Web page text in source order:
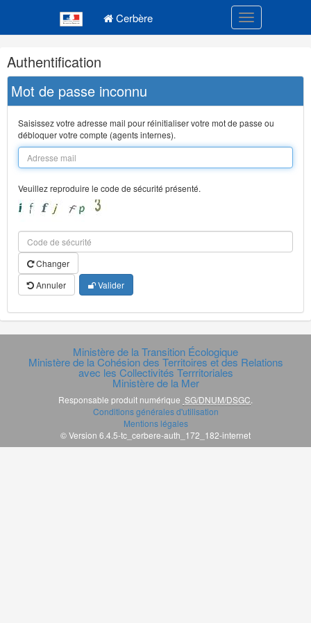
Cerbère Toggle
Navigation
et
outils
annexes
Authentification
Mot de passe inconnu
Saisissez votre adresse mail pour réinitialiser votre mot de passe ou
débloquer votre compte (agents internes).
Veuillez reproduire le code de sécurité présenté.
Changer
Annuler
Valider
Ministère de la Transition Écologique
Ministère de la Cohésion des Territoires et des Relations
avec les Collectivités Terrritoriales
Ministère de la Mer
Responsable produit numérique SG/DNUM/DSGC
Conditions générales d'utilisation
Mentions légales
© Version 6.4.5-tc_cerbere-auth_172_182-internet